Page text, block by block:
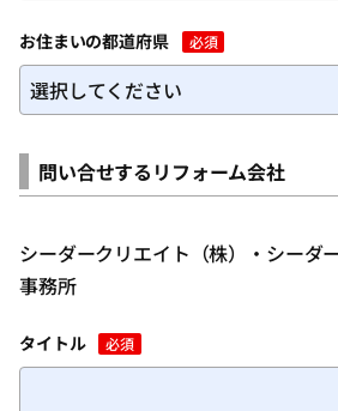
お住まいの都道府県 必須
問い合せするリフォーム会社
シーダークリエイト（株）・シーダ
事務所
タイトル 必須